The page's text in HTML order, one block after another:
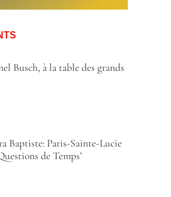
Busch, à la table des grands
Baptiste: Paris-Sainte-Lucie
de Temps’